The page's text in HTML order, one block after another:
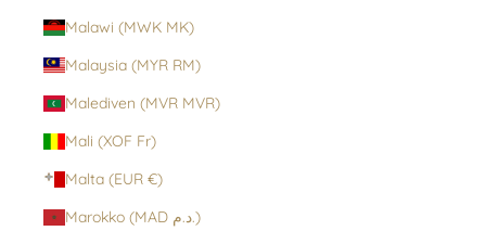
Malawi (MWK MK)
Malaysia (MYR RM)
Malediven (MVR MVR)
Mali (XOF Fr)
Malta (EUR €)
Marokko (MAD د.م.)